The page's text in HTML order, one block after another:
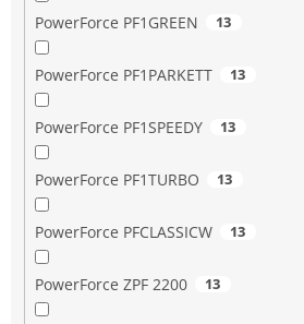
PowerForce PF1GREEN 13
PowerForce PF1PARKETT 13
PowerForce PF1SPEEDY 13
PowerForce PF1TURBO 13
PowerForce PFCLASSICW 13
PowerForce ZPF 2200 13